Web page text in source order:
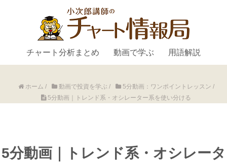
チャート分析まとめ 動画で学ぶ 用語解説
ホーム / 動画で投資を学ぶ / 5分動画：ワンポイントレッスン /
5分動画｜トレンド系・オシレーター系を使い分ける
5分動画｜トレンド系・オシレータ